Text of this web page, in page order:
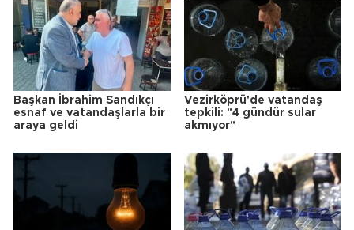
Başkan İbrahim Sandıkçı
esnaf ve vatandaşlarla bir
araya geldi
Vezirköprü'de vatandaş
tepkili: "4 gündür sular
akmıyor"